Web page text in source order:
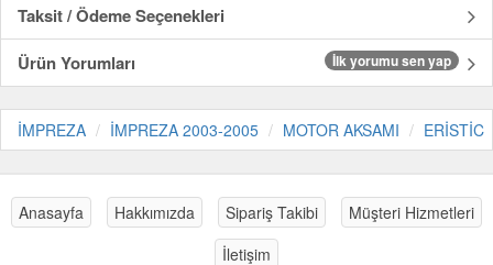
Taksit / Ödeme Seçenekleri
Ürün Yorumları
İlk yorumu sen yap
İMPREZA İMPREZA 2003-2005 MOTOR AKSAMI ERİSTİC
Anasayfa Hakkımızda Sipariş Takibi
Müşteri Hizmetleri
İletişim